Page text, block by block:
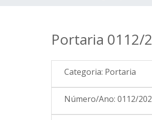
Portaria 0112/
Categoria: Portaria
Número/Ano: 0112/